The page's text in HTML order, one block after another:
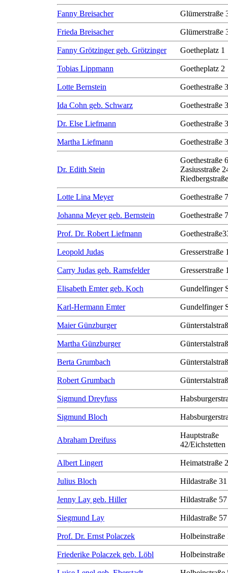
Fanny Breisacher Glümerstraße
Frieda Breisacher Glümerstraße
Fanny Grötzinger geb. Grötzinger Goetheplatz 1
Tobias Lippmann Goetheplatz 2
Lotte Bernstein Goethestraße 3
Ida Cohn geb. Schwarz Goethestraße 3
Dr. Else Liefmann Goethestraße
Martha Liefmann Goethestraße
Dr. Edith Stein
Goethestraße
Zasiusstraße
Lotte Lina Meyer Goethestraße
Johanna Meyer geb. Bernstein Goethestraße
Prof. Dr. Robert Liefmann
Leopold Judas Gresserstraße
Carry Judas geb. Ramsfelder Gresserstraße
Elisabeth Emter geb. Koch Gundelfinger
Karl-Hermann Emter Gundelfinger
Maier Günzburger
Martha Günzburger
Berta Grumbach
Robert Grumbach
Sigmund Dreyfuss
Sigmund Bloch
Abraham Dreifuss
Hauptstraße
42/Eichstetten
Albert Lingert Heimatstraße 2
Julius Bloch Hildastraße 31
Jenny Lay geb. Hiller Hildastraße 57
Siegmund Lay Hildastraße 57
Prof. Dr. Ernst Polaczek Holbeinstraße
Friederike Polaczek geb. Löbl Holbeinstraße